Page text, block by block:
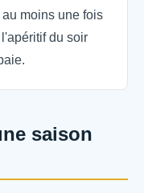
moins une fois
du soir
saison